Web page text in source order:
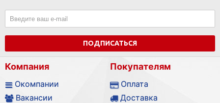
ПОДПИСАТЬСЯ
Компания
Окомпании
Вакансии
Покупателям
Оплата
Доставка